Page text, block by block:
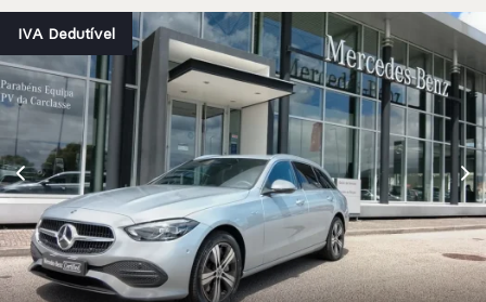
IVA Dedutível
e.g. Mercedes-Benz; BMW; Ford
Stock
CARREGAR MAIS